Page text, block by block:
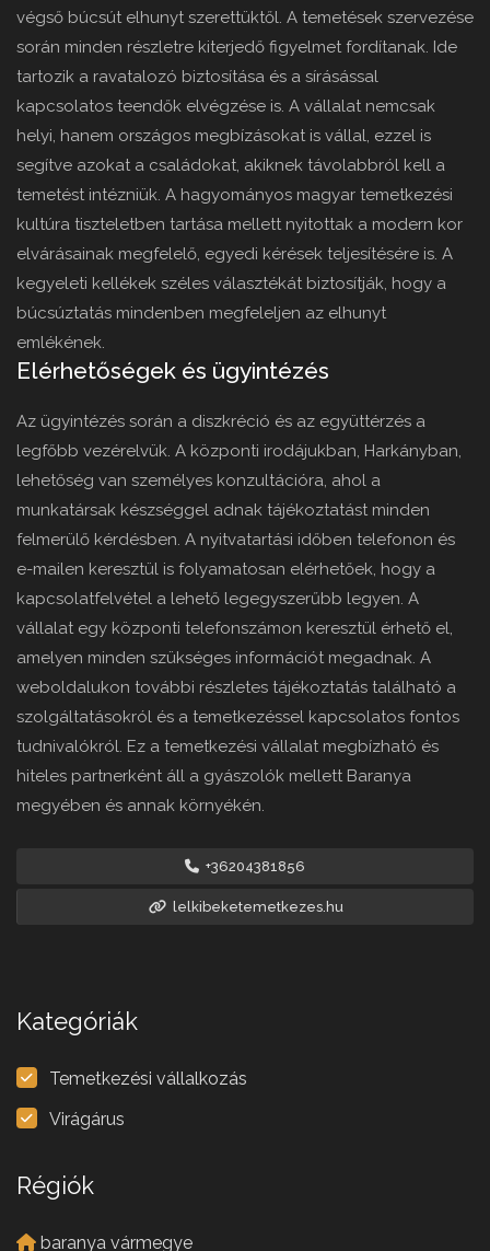
végső búcsút elhunyt szerettüktől. A temetések szervezése
során minden részletre kiterjedő figyelmet fordítanak. Ide
tartozik a ravatalozó biztosítása és a sírásással
kapcsolatos teendők elvégzése is. A vállalat nemcsak
helyi, hanem országos megbízásokat is vállal, ezzel is
segítve azokat a családokat, akiknek távolabbról kell a
temetést intézniük. A hagyományos magyar temetkezési
kultúra tiszteletben tartása mellett nyitottak a modern kor
elvárásainak megfelelő, egyedi kérések teljesítésére is. A
kegyeleti kellékek széles választékát biztosítják, hogy a
búcsúztatás mindenben megfeleljen az elhunyt
emlékének.
Elérhetőségek és ügyintézés
Az ügyintézés során a diszkréció és az együttérzés a
legfőbb vezérelvük. A központi irodájukban, Harkányban,
lehetőség van személyes konzultációra, ahol a
munkatársak készséggel adnak tájékoztatást minden
felmerülő kérdésben. A nyitvatartási időben telefonon és
e-mailen keresztül is folyamatosan elérhetőek, hogy a
kapcsolatfelvétel a lehető legegyszerűbb legyen. A
vállalat egy központi telefonszámon keresztül érhető el,
amelyen minden szükséges információt megadnak. A
weboldalukon további részletes tájékoztatás található a
szolgáltatásokról és a temetkezéssel kapcsolatos fontos
tudnivalókról. Ez a temetkezési vállalat megbízható és
hiteles partnerként áll a gyászolók mellett Baranya
megyében és annak környékén.
+36204381856
lelkibeketemetkezes.hu
Kategóriák
Temetkezési vállalkozás
Virágárus
Régiók
baranya vármegye